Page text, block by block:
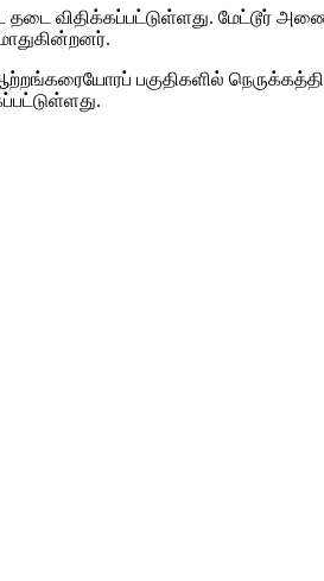
விதிக்கப்பட்டுள்ளது. மேட்டூர்
பகுதிகளில்